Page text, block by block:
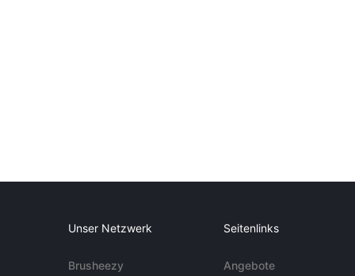
Unser Netzwerk
Brusheezy
Seitenlinks
Angebote